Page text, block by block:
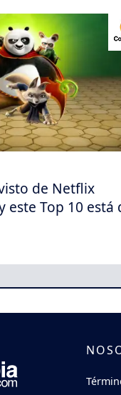
de Netflix
este Top 10 está